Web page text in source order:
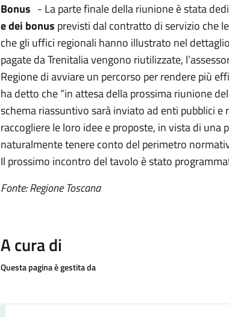
Bonus - La parte finale della riunione è stata
e dei bonus previsti dal contratto di servizio che
che gli uffici regionali hanno illustrato nel
pagate da Trenitalia vengono riutilizzate,
Regione di avviare un percorso per rendere più
ha detto che “in attesa della prossima riunione
schema riassuntivo sarà inviato ad enti pubblici e
raccogliere le loro idee e proposte, in vista di una
naturalmente tenere conto del perimetro
Il prossimo incontro del tavolo è stato
Fonte: Regione Toscana
A cura di
Questa pagina è gestita da